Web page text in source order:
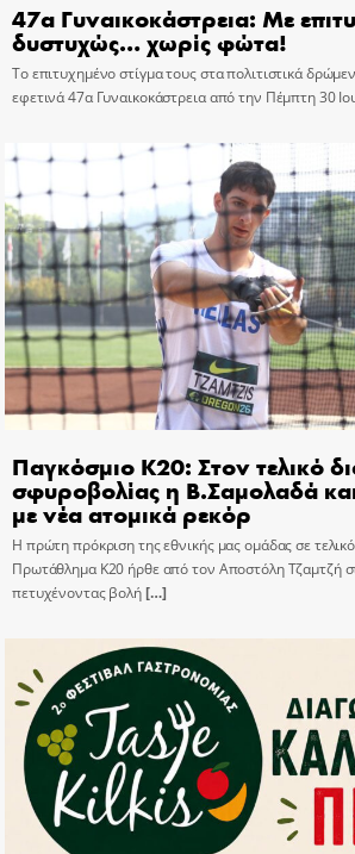
47α Γυναικοκάστρεια: Με
δυστυχώς… χωρίς φώτα!
Το επιτυχημένο στίγμα τους στα πολιτιστικά
εφετινά 47α Γυναικοκάστρεια από την Πέμπτη 30
Παγκόσμιο Κ20: Στον τελικό
σφυροβολίας η Β.Σαμολαδά
με νέα ατομικά ρεκόρ
Η πρώτη πρόκριση της εθνικής μας ομάδας σε
Πρωτάθλημα Κ20 ήρθε από τον Αποστόλη Τζαμτζή
πετυχένοντας βολή[…]